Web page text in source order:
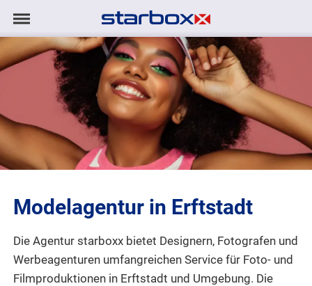
Navigation
anzeigen/ausblenden
Navigation
AGENTUR
MODELS
TALENTE
PROJEKTE
LOGIN
KONTAKT
Modelagentur in Erftstadt
Die Agentur starboxx bietet Designern, Fotografen und
Werbeagenturen umfangreichen Service für Foto- und
Filmproduktionen in Erftstadt und Umgebung. Die